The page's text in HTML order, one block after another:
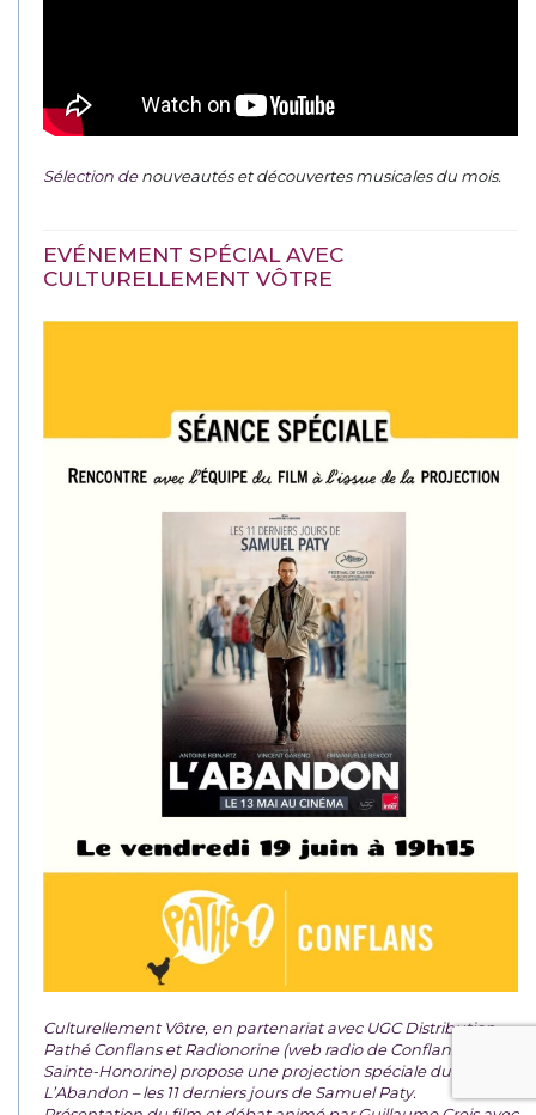
Sélection denouveautés et découvertes musicales du mois.
EVÉNEMENT SPÉCIAL AVEC
CULTURELLEMENT VÔTRE
Culturellement Vôtre, en partenariat avec UGC Distribution,
Pathé Conflans et Radionorine (web radio de Conflans-
Sainte-Honorine) propose une projection spéciale du film
L’Abandon – les 11 derniers jours de Samuel Paty.